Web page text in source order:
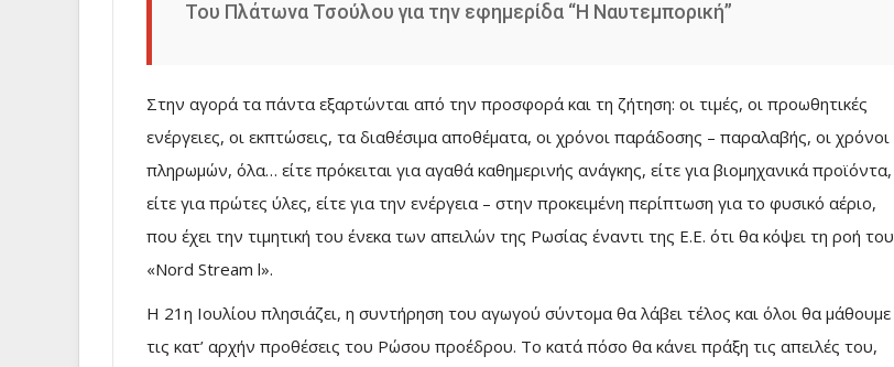
Του Πλάτωνα Τσούλου για την εφημερίδα “Η Ναυτεμπορική”
Στην αγορά τα πάντα εξαρτώνται από την προσφορά και τη ζήτηση: οι τιμές, οι προωθητικές
ενέργειες, οι εκπτώσεις, τα διαθέσιμα αποθέματα, οι χρόνοι παράδοσης – παραλαβής, οι χρόνοι
πληρωμών, όλα… είτε πρόκειται για αγαθά καθημερινής ανάγκης, είτε για βιομηχανικά προϊόντα,
είτε για πρώτες ύλες, είτε για την ενέργεια – στην προκειμένη περίπτωση για το φυσικό αέριο,
που έχει την τιμητική του ένεκα των απειλών της Ρωσίας έναντι της Ε.Ε. ότι θα κόψει τη ροή του
«Nord Stream l».
Η 21η Ιουλίου πλησιάζει, η συντήρηση του αγωγού σύντομα θα λάβει τέλος και όλοι θα μάθουμε
τις κατ’ αρχήν προθέσεις του Ρώσου προέδρου. Το κατά πόσο θα κάνει πράξη τις απειλές του,